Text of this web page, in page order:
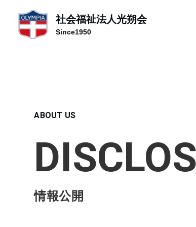
社会福祉法人光朔会
Since1950
ABOUT US
情報公開